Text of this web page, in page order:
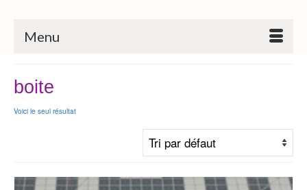
Menu
boite
Voici le seul résultat